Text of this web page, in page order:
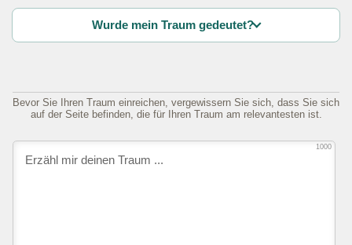
Wurde mein Traum gedeutet?
Bevor Sie Ihren Traum einreichen, vergewissern Sie sich, dass Sie sich
auf der Seite befinden, die für Ihren Traum am relevantesten ist.
1000